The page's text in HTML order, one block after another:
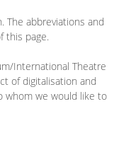
The abbreviations and
this page.
International Theatre
of digitalisation and
whom we would like to